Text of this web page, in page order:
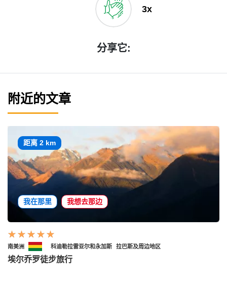
3x
分享它:
附近的文章
距离 2 km
我在那里 我想去那边
南美洲 科迪勒拉雷亚尔和永加斯 拉巴斯及周边地区
埃尔乔罗徒步旅行